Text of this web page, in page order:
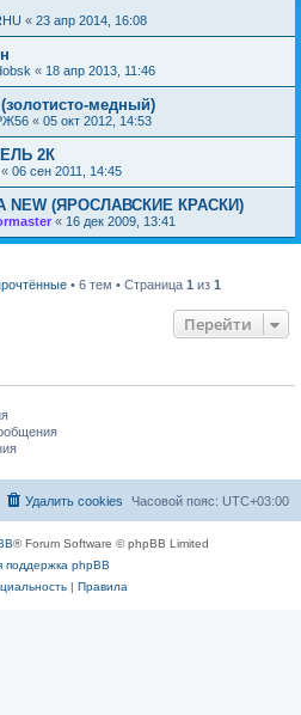
« 23 апр 2014, 16:08
« 18 апр 2013, 11:46
медный)
« 05 окт 2012, 14:53
2К
« 06 сен 2011, 14:45
NEW (ЯРОСЛАВСКИЕ КРАСКИ)
« 16 дек 2009, 13:41
• 6 тем • Страница 1 из 1
Перейти
Часовой пояс: UTC+03:00
Удалить cookies
® Forum Software © phpBB Limited
поддержка phpBB
| Правила